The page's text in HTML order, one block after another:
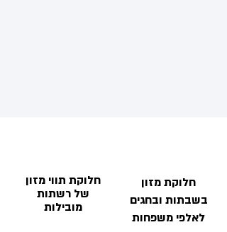
חלוקת תווי מזון
של רשתות
מובילות
חלוקת מזון
בשבתות ובחגים
לאלפי משפחות